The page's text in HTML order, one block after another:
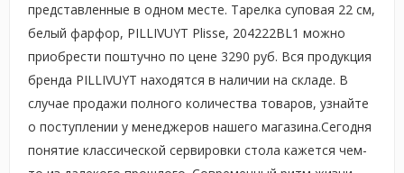
представленные в одном месте. Тарелка суповая 22 см,
белый фарфор, PILLIVUYT Plisse, 204222BL1 можно
приобрести поштучно по цене 3290 руб. Вся продукция
бренда PILLIVUYT находятся в наличии на складе. В
случае продажи полного количества товаров, узнайте
о поступлении у менеджеров нашего магазина.Сегодня
понятие классической сервировки стола кажется чем-